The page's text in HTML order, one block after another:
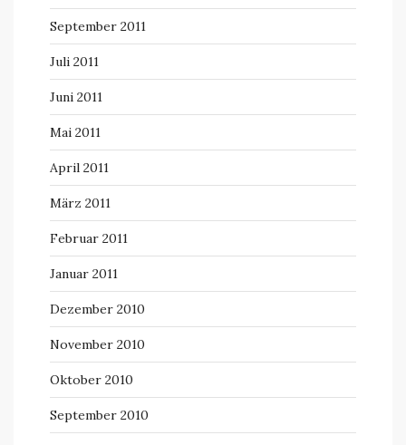
September 2011
Juli 2011
Juni 2011
Mai 2011
April 2011
März 2011
Februar 2011
Januar 2011
Dezember 2010
November 2010
Oktober 2010
September 2010